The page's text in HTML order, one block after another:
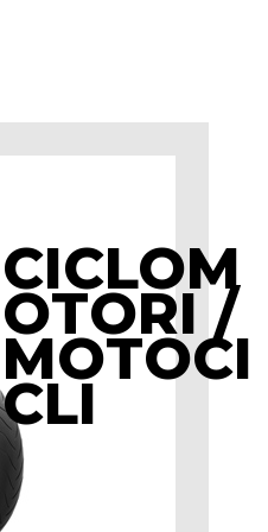
CICLOM
OTORI /
MOTOCI
CLI